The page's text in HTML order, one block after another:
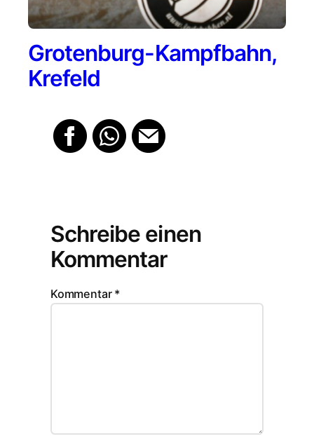
Grotenburg-Kampfbahn,
Krefeld
Schreibe einen
Kommentar
Kommentar *